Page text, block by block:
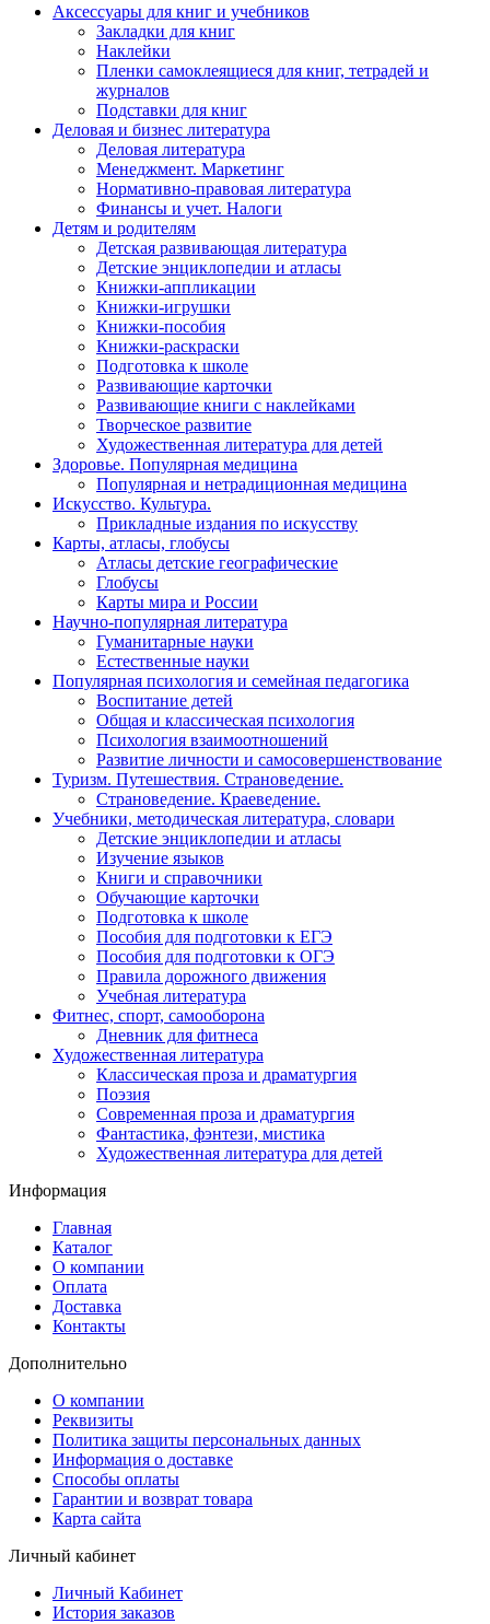
Аксессуары для книг и учебников
Закладки для книг
Наклейки
Пленки самоклеящиеся для книг, тетрадей и
журналов
Подставки для книг
Деловая и бизнес литература
Деловая литература
Менеджмент. Маркетинг
Нормативно-правовая литература
Финансы и учет. Налоги
Детям и родителям
Детская развивающая литература
Детские энциклопедии и атласы
Книжки-аппликации
Книжки-игрушки
Книжки-пособия
Книжки-раскраски
Подготовка к школе
Развивающие карточки
Развивающие книги с наклейками
Творческое развитие
Художественная литература для детей
Здоровье. Популярная медицина
Популярная и нетрадиционная медицина
Искусство. Культура.
Прикладные издания по искусству
Карты, атласы, глобусы
Атласы детские географические
Глобусы
Карты мира и России
Научно-популярная литература
Гуманитарные науки
Естественные науки
Популярная психология и семейная педагогика
Воспитание детей
Общая и классическая психология
Психология взаимоотношений
Развитие личности и самосовершенствование
Туризм. Путешествия. Страноведение.
Страноведение. Краеведение.
Учебники, методическая литература, словари
Детские энциклопедии и атласы
Изучение языков
Книги и справочники
Обучающие карточки
Подготовка к школе
Пособия для подготовки к ЕГЭ
Пособия для подготовки к ОГЭ
Правила дорожного движения
Учебная литература
Фитнес, спорт, самооборона
Дневник для фитнеса
Художественная литература
Классическая проза и драматургия
Поэзия
Современная проза и драматургия
Фантастика, фэнтези, мистика
Художественная литература для детей
Информация
Главная
Каталог
О компании
Оплата
Доставка
Контакты
Дополнительно
О компании
Реквизиты
Политика защиты персональных данных
Информация о доставке
Способы оплаты
Гарантии и возврат товара
Карта сайта
Личный кабинет
Личный Кабинет
История заказов